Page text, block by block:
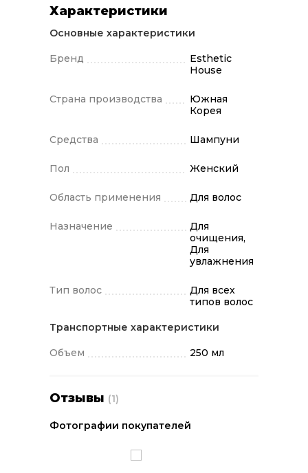
волосы и кожу головы шампунь,
движениями, затем тщательно смыть
водой.
Характеристики
Основные характеристики
Бренд
Esthetic
House
Страна производства
Южная
Корея
Средства Шампуни
Пол Женский
Область применения Для волос
Назначение
Для
очищения,
Для
увлажнения
Тип волос
Для всех
типов волос
Транспортные характеристики
Объем 250 мл
Отзывы (1)
Фотографии покупателей